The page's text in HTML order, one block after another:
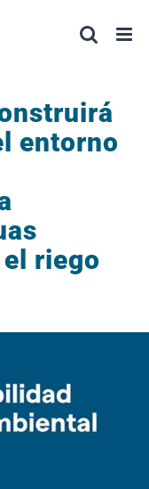
entorno
riego